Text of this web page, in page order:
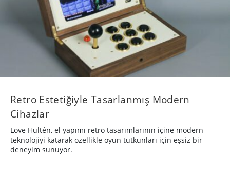
Retro Estetiğiyle Tasarlanmış Modern
Cihazlar
Love Hultén, el yapımı retro tasarımlarının içine modern
teknolojiyi katarak özellikle oyun tutkunları için eşsiz bir
deneyim sunuyor.